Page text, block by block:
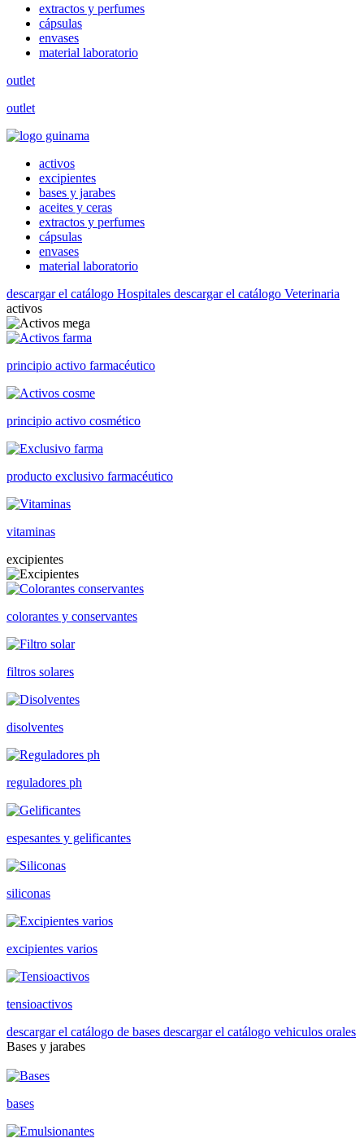
extractos y perfumes
cápsulas
envases
material laboratorio
outlet
outlet
activos
excipientes
bases y jarabes
aceites y ceras
extractos y perfumes
cápsulas
envases
material laboratorio
descargar el catálogo Hospitales descargar el catálogo Veterinaria
activos
principio activo farmacéutico
principio activo cosmético
producto exclusivo farmacéutico
vitaminas
excipientes
colorantes y conservantes
filtros solares
disolventes
reguladores ph
espesantes y gelificantes
siliconas
excipientes varios
tensioactivos
descargar el catálogo de bases descargar el catálogo vehiculos orales
Bases y jarabes
bases